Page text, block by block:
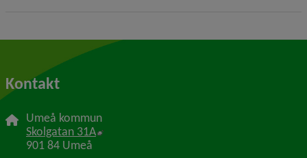
Kontakt
Umeå kommun
Skolgatan 31A Länk till annan webbplats, öppnas i nytt
901 84 Umeå